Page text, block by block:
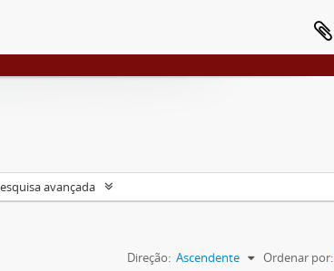
avançada
Ordenar por:
Direção: Ascendente